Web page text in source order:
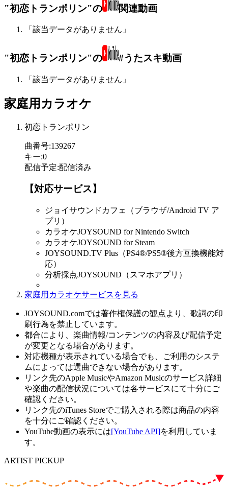
"初恋トランポリン"の 関連動画
「該当データがありません」
"初恋トランポリン"の #うたスキ動画
「該当データがありません」
家庭用カラオケ
初恋トランポリン
曲番号:139267
キー:0
配信予定:配信済み
【対応サービス】
ジョイサウンドカフェ（ブラウザ/Android TV ア
プリ）
カラオケJOYSOUND for Nintendo Switch
カラオケJOYSOUND for Steam
JOYSOUND.TV Plus（PS4®/PS5®後方互換機能対
応）
分析採点JOYSOUND（スマホアプリ）
家庭用カラオケサービスを見る
JOYSOUND.comでは著作権保護の観点より、歌詞の印
刷行為を禁止しています。
都合により、楽曲情報/コンテンツの内容及び配信予定
が変更となる場合があります。
対応機種が表示されている場合でも、ご利用のシステ
ムによっては選曲できない場合があります。
リンク先のApple MusicやAmazon Musicのサービス詳細
や楽曲の配信状況については各サービスにて十分にご
確認ください。
リンク先のiTunes Storeでご購入される際は商品の内容
を十分にご確認ください。
YouTube動画の表示には[YouTube API]を利用していま
す。
ARTIST PICKUP